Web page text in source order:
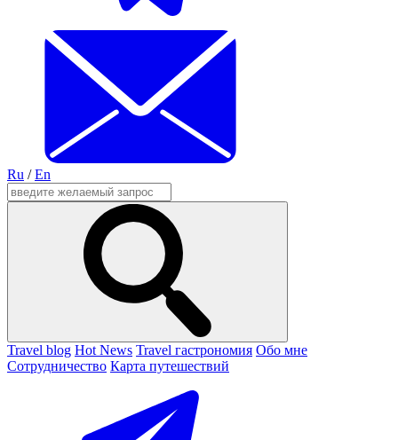
Ru /En
Travel blog Hot News Travel гастрономия Обо мне
Сотрудничество Карта путешествий